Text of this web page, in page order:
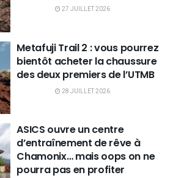
27 JUILLET 2026
Metafuji Trail 2 : vous pourrez
bientôt acheter la chaussure
des deux premiers de l’UTMB
28 JUILLET 2026
ASICS ouvre un centre
d’entraînement de rêve à
Chamonix… mais oops on ne
pourra pas en profiter